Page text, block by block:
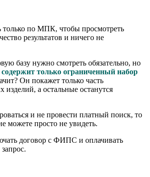
только по МПК, чтобы просмотреть
результатов и ничего не
базу нужно смотреть обязательно, но
только ограниченный набор
Он покажет только часть
изделий, а остальные останутся
и не провести платный поиск, то
можете просто не увидеть.
договор с ФИПС и оплачивать